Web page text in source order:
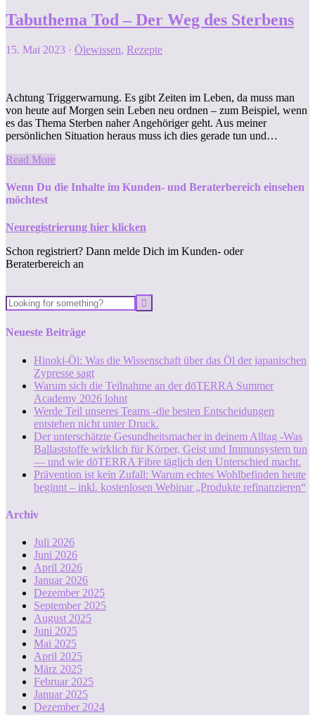
Tabuthema Tod – Der Weg des Sterbens
15. Mai 2023 · Ölewissen, Rezepte
Achtung Triggerwarnung. Es gibt Zeiten im Leben, da muss man
von heute auf Morgen sein Leben neu ordnen – zum Beispiel, wenn
es das Thema Sterben naher Angehöriger geht. Aus meiner
persönlichen Situation heraus muss ich dies gerade tun und…
Read More
Wenn Du die Inhalte im Kunden- und Beraterbereich einsehen
möchtest
Neuregistrierung hier klicken
Schon registriert? Dann melde Dich im Kunden- oder
Beraterbereich an
Neueste Beiträge
Hinoki-Öl: Was die Wissenschaft über das Öl der japanischen
Zypresse sagt
Warum sich die Teilnahme an der dōTERRA Summer
Academy 2026 lohnt
Werde Teil unseres Teams -die besten Entscheidungen
entstehen nicht unter Druck.
Der unterschätzte Gesundheitsmacher in deinem Alltag -Was
Ballaststoffe wirklich für Körper, Geist und Immunsystem tun
— und wie dōTERRA Fibre täglich den Unterschied macht.
Prävention ist kein Zufall: Warum echtes Wohlbefinden heute
beginnt – inkl. kostenlosen Webinar „Produkte refinanzieren“
Archiv
Juli 2026
Juni 2026
April 2026
Januar 2026
Dezember 2025
September 2025
August 2025
Juni 2025
Mai 2025
April 2025
März 2025
Februar 2025
Januar 2025
Dezember 2024